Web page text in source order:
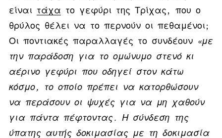
είναι τάχα το γεφύρι της Τρίχας, που ο
θρύλος θέλει να το περνούν οι πεθαμένοι;
Οι ποντιακές παραλλαγές το συνδέουν
«με
την παράδοση για το ομώνυμο στενό κι
αέρινο γεφύρι που οδηγεί στον κάτω
κόσμο, το οποίο πρέπει να κατορθώσουν
να περάσουν οι ψυχές για να μη χαθούν
για πάντα πέφτοντας. Η σύνδεση της
ύπατης αυτής δοκιμασίας με τη δοκιμασία